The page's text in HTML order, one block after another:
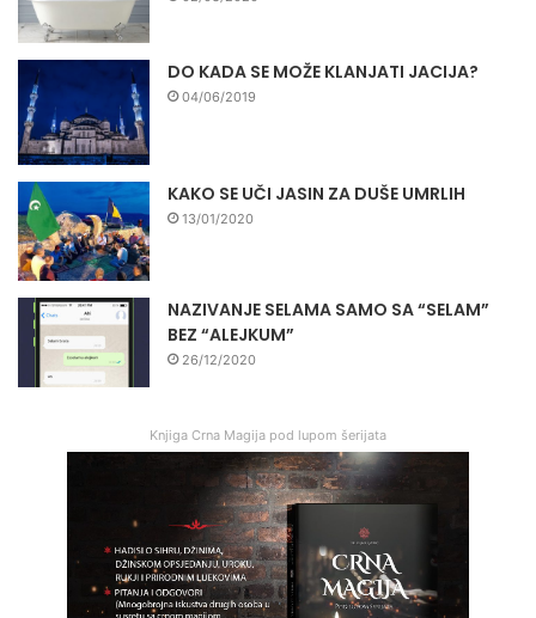
DO KADA SE MOŽE KLANJATI JACIJA?
04/06/2019
KAKO SE UČI JASIN ZA DUŠE UMRLIH
13/01/2020
NAZIVANJE SELAMA SAMO SA “SELAM”
BEZ “ALEJKUM”
26/12/2020
Knjiga Crna Magija pod lupom šerijata